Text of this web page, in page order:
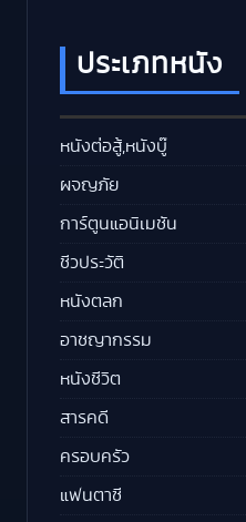
ประเภทหนัง
หนังต่อสู้,หนังบู๊
ผจญภัย
การ์ตูนแอนิเมชัน
ชีวประวัติ
หนังตลก
อาชญากรรม
หนังชีวิต
สารคดี
ครอบครัว
แฟนตาซี